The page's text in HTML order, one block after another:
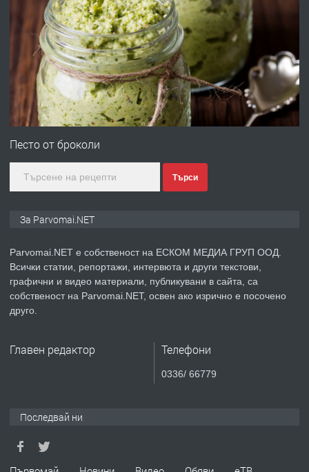
ПРЕДЛАГА Работа за общи работници
преди 1 година
ПРЕДЛАГА
Първи поход "По стъпките на Ангел
преди 1 година
ПРЕДЛАГА Уроци по Математика
Песто от броколи
Търси
За Parvomai.NET
Parvomai.NET е собственост на ЕСКОМ МЕДИА ГРУП ООД.
Всички статии, репортажи, интервюта и други текстови,
графични и видео материали, публикувани в сайта, са
собственост на Parvomai.NET, освен ако изрично е посочено
друго.
Главен редактор Телефони
0336/ 66779
Последвай ни